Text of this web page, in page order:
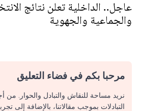
عاجل.. الداخلية تعلن نتائج
والجماعية والجهوية
مرحبا بكم في فضاء التعليق
نريد مساحة للنقاش والتبادل والحوار.
التبادلات بموجب مقالاتنا، بالإضافة إلى